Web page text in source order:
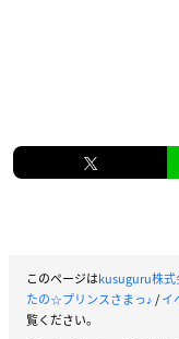
このページはkusuguru株式
たの☆プリンスさまっ♪/イ
覧ください。